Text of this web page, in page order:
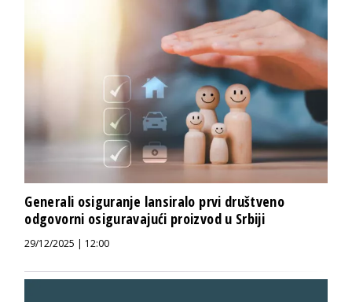
Generali osiguranje lansiralo prvi društveno
odgovorni osiguravajući proizvod u Srbiji
29/12/2025 | 12:00